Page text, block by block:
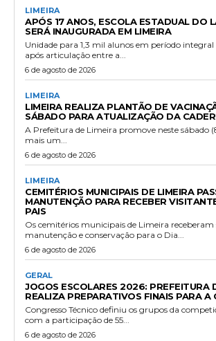
LIMEIRA
APÓS 17 ANOS, ESCOLA ESTADUAL DO
SERÁ INAUGURADA EM LIMEIRA
Unidade para 1,3 mil alunos em período
após articulação entre a...
6 de agosto de 2026
LIMEIRA
LIMEIRA REALIZA PLANTÃO DE
SÁBADO PARA ATUALIZAÇÃO DA
A Prefeitura de Limeira promove neste sábado
mais um...
6 de agosto de 2026
LIMEIRA
CEMITÉRIOS MUNICIPAIS DE LIMEIRA
MANUTENÇÃO PARA RECEBER
PAIS
Os cemitérios municipais de Limeira receberam
manutenção e conservação para o Dia...
6 de agosto de 2026
GERAL
JOGOS ESCOLARES 2026: PREFEITURA
REALIZA PREPARATIVOS FINAIS PARA A
Congresso Técnico definiu os grupos da
com a participação de 55...
6 de agosto de 2026